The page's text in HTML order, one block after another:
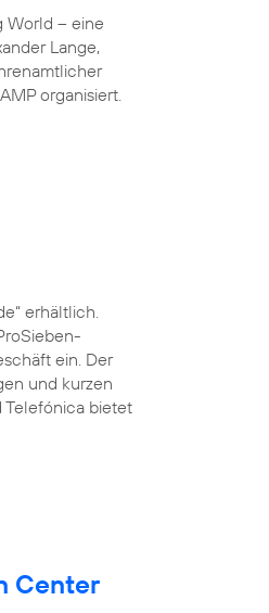
World – eine
Lange,
organisiert.
erhältlich.
ein. Der
und kurzen
Telefónica bietet
Center